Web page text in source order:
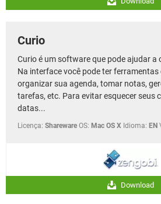
Curio
Curio é um software que pode ajudar a
Na interface você pode ter ferramentas
organizar sua agenda, tomar notas,
tarefas, etc. Para evitar esquecer seus
datas...
Licença: Shareware OS: Mac OS X Idioma: EN
Download